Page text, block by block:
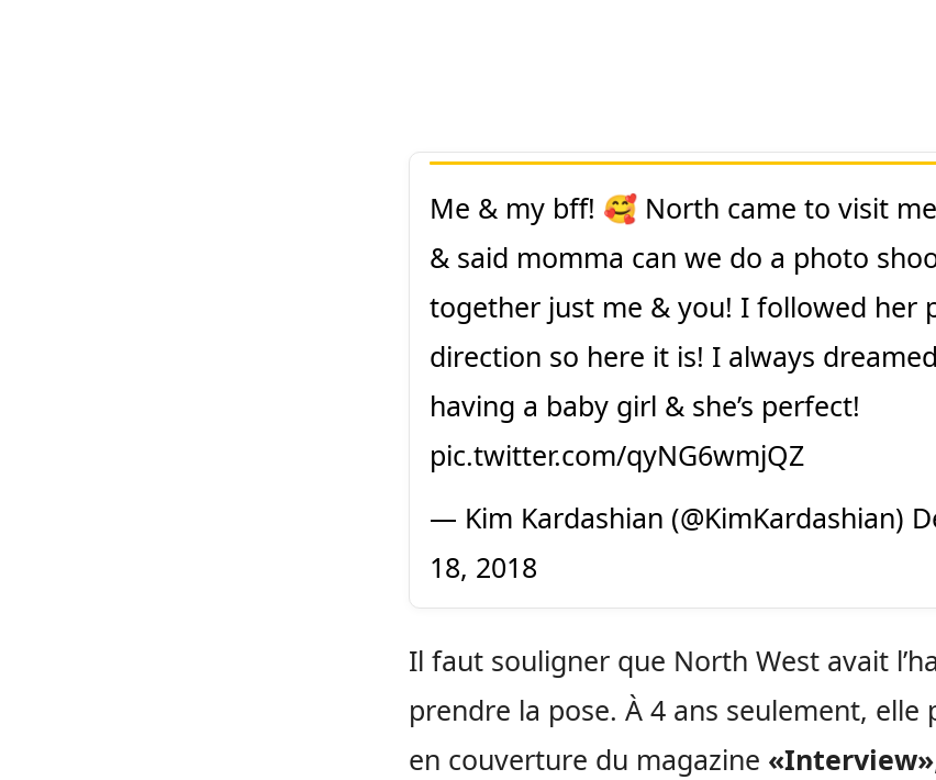
Me & my bff! 🥰 North came to visit
& said momma can we do a photo
together just me & you! I followed her
direction so here it is! I always
having a baby girl & she’s perfect!
pic.twitter.com/qyNG6wmjQZ
— Kim Kardashian (@KimKardashian)
18, 2018
Il faut souligner que North West avait
prendre la pose. À 4 ans seulement, elle
en couverture du magazine «Interview»